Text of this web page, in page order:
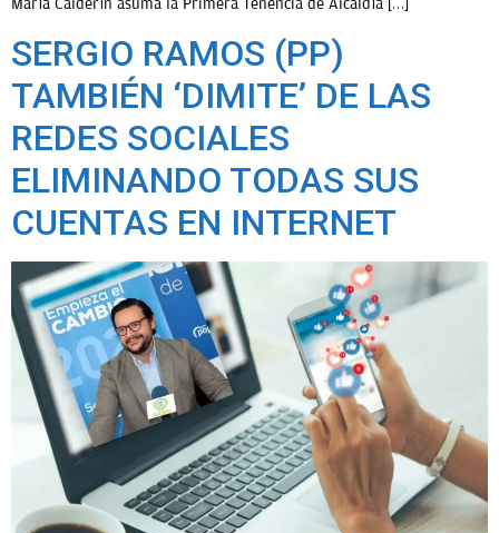
SERGIO RAMOS (PP)
TAMBIÉN ‘DIMITE’ DE LAS
REDES SOCIALES
ELIMINANDO TODAS SUS
CUENTAS EN INTERNET